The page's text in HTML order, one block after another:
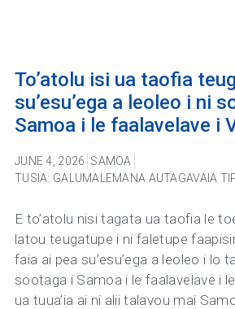
To’atolu isi ua taofia
su’esu’ega a leoleo i ni
Samoa i le faalavelave i
JUNE 4, 2026 SAMOA
TUSIA: GALUMALEMANA AUTAGAVAIA
E to’atolu nisi tagata ua taofia le
latou teugatupe i ni faletupe
faia ai pea su’esu’ega a leoleo i lo
sootaga i Samoa i le faalavelave i
ua tuua’ia ai ni alii talavou mai